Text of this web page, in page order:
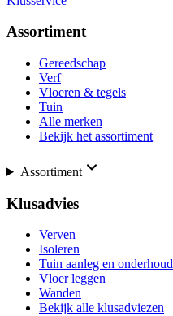
Assortiment
Gereedschap
Verf
Vloeren & tegels
Tuin
Alle merken
Bekijk het assortiment
Assortiment
Klusadvies
Verven
Isoleren
Tuin aanleg en onderhoud
Vloer leggen
Wanden
Bekijk alle klusadviezen